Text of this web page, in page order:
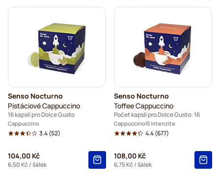
Senso Nocturno
Pistáciové Cappuccino
16 kapslí pro Dolce Gusto
Cappuccino
3.4(52)
104,00 Kč
6,50 Kč / šálek
Senso Nocturno
Toffee Cappuccino
Počet kapslí pro Dolce Gusto: 16
Cappuccino 5 Intenzita
4.4(677)
108,00 Kč
6,75 Kč / šálek